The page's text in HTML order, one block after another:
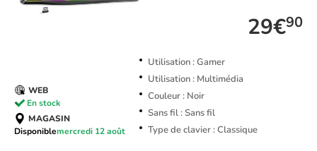
29€90
Utilisation : Gamer
Utilisation : Multimédia
Couleur : Noir
Sans fil : Sans fil
Type de clavier : Classique
WEB
En stock
MAGASIN
Disponiblemercredi 12 août